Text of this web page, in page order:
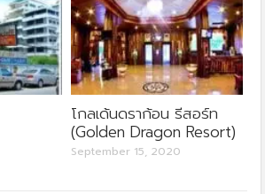
โกลเด้นดราก้อน รีสอร์ท
(Golden Dragon Resort)
September 15, 2020